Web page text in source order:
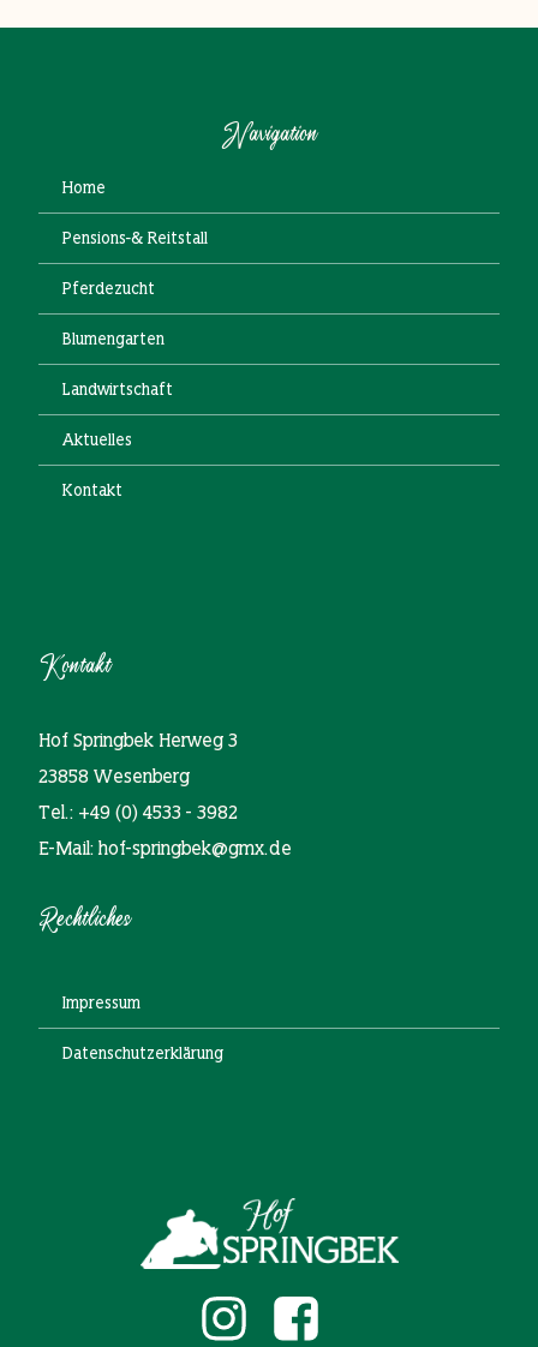
Navigation
Home
Pensions-& Reitstall
Pferdezucht
Blumengarten
Landwirtschaft
Aktuelles
Kontakt
Kontakt
Hof Springbek Herweg 3
23858 Wesenberg
Tel.: +49 (0) 4533 - 3982
E-Mail: hof-springbek@gmx.de
Rechtliches
Impressum
Datenschutzerklärung